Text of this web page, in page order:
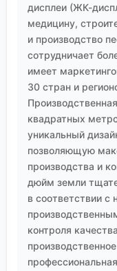
дисплеи (ЖК-
медицину,
и производство
сотрудничает
имеет
30 стран и
квадратных
уникальный
позволяющую
производства и
дюйм земли
в соответствии
контроля